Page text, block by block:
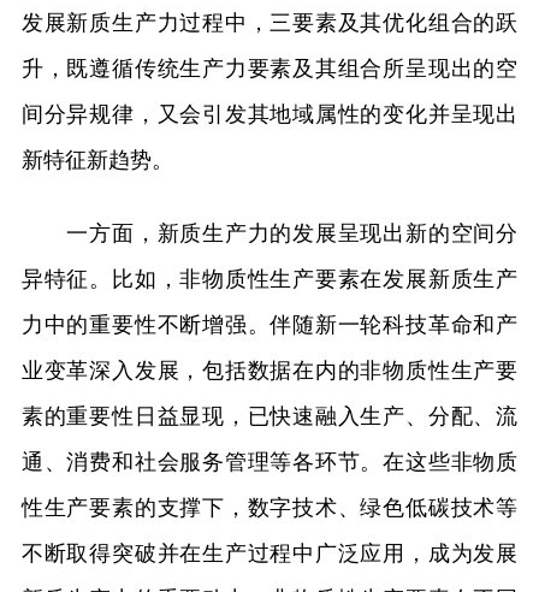
发展新质生产力过程中，三要素及其优化组合的跃
升，既遵循传统生产力要素及其组合所呈现出的空
间分异规律，又会引发其地域属性的变化并呈现出
新特征新趋势。
一方面，新质生产力的发展呈现出新的空间分
异特征。比如，非物质性生产要素在发展新质生产
力中的重要性不断增强。伴随新一轮科技革命和产
业变革深入发展，包括数据在内的非物质性生产要
素的重要性日益显现，已快速融入生产、分配、流
通、消费和社会服务管理等各环节。在这些非物质
性生产要素的支撑下，数字技术、绿色低碳技术等
不断取得突破并在生产过程中广泛应用，成为发展